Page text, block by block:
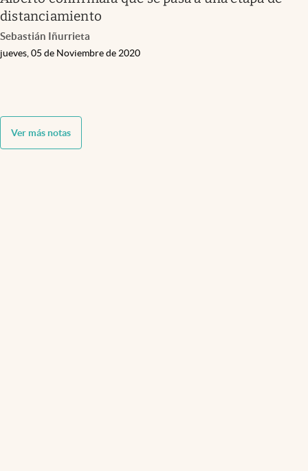
distanciamiento
Sebastián Iñurrieta
jueves, 05 de Noviembre de 2020
Ver más notas